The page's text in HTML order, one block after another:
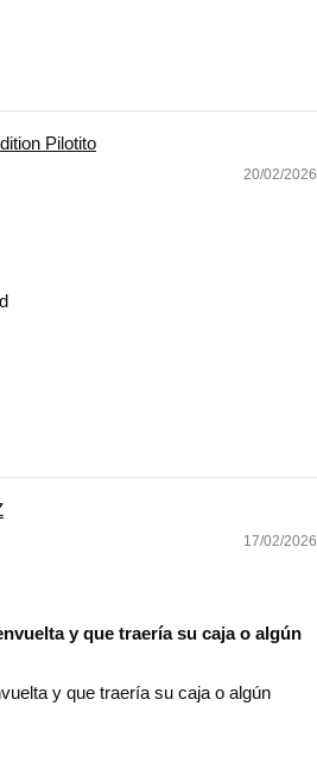
Pilotito
20/02/2026
17/02/2026
y que traería su caja o algún
y que traería su caja o algún